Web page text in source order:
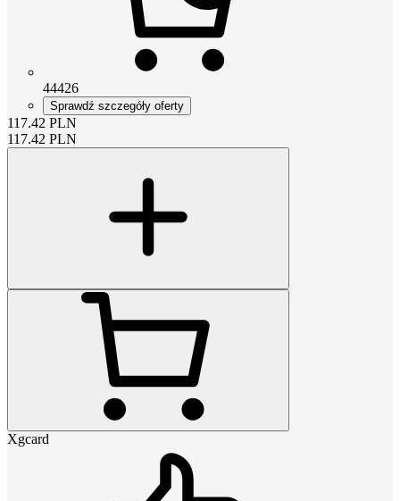
44426
Sprawdź szczegóły oferty
117.42 PLN
117.42 PLN
Xgcard